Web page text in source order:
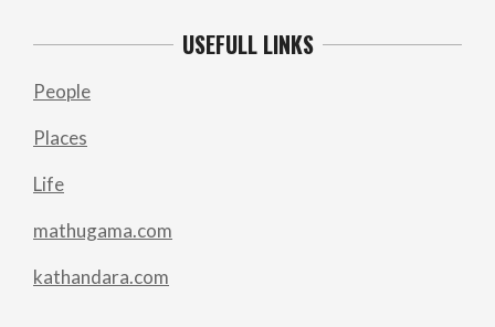
රු700.00.
is:
රු500.00.
USEFULL LINKS
People
Places
Life
mathugama.com
kathandara.com